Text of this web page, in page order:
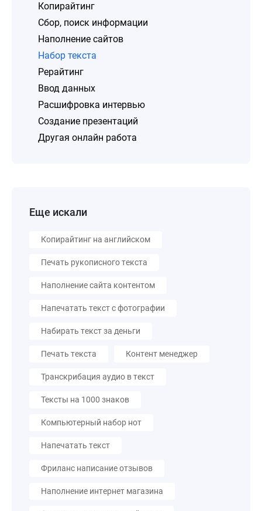
Копирайтинг
Сбор, поиск информации
Наполнение сайтов
Набор текста
Рерайтинг
Ввод данных
Расшифровка интервью
Создание презентаций
Другая онлайн работа
Еще искали
Копирайтинг на английском
Печать рукописного текста
Наполнение сайта контентом
Напечатать текст с фотографии
Набирать текст за деньги
Печать текста Контент менеджер
Транскрибация аудио в текст
Тексты на 1000 знаков
Компьютерный набор нот
Напечатать текст
Фриланс написание отзывов
Наполнение интернет магазина